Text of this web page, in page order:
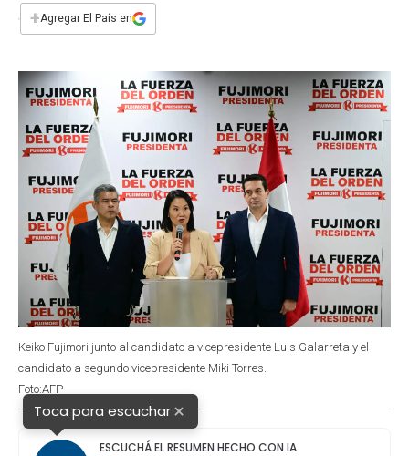
e
b
k
s
p
t
n
i
l
+Agregar El País en
Keiko Fujimori junto al candidato a vicepresidente Luis Galarreta y el
candidato a segundo vicepresidente Miki Torres.
Foto:AFP
Toca para escuchar×
ESCUCHÁ EL RESUMEN HECHO CON IA